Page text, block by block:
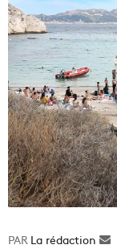
La rédaction